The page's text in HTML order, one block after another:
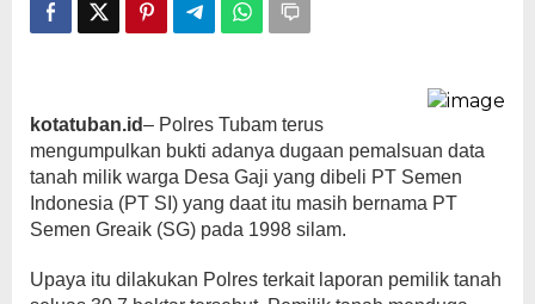
Mantan
Kades
kotatuban.id– Polres Tubam terus
mengumpulkan bukti adanya dugaan pemalsuan data
tanah milik warga Desa Gaji yang dibeli PT Semen
Indonesia (PT SI) yang daat itu masih bernama PT
Semen Greaik (SG) pada 1998 silam.
Upaya itu dilakukan Polres terkait laporan pemilik tanah